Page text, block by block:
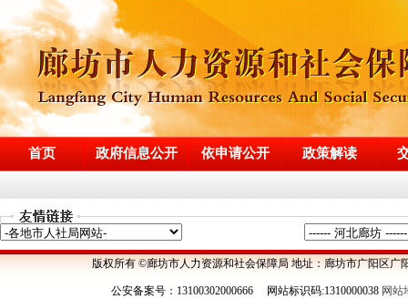
首页 政府信息公开 依申请公开 政策解读
版权所有 ©廊坊市人力资源和社会保障局 地址：廊坊市广阳区广
公安备案号：13100302000666 网站标识码:1310000038 网站